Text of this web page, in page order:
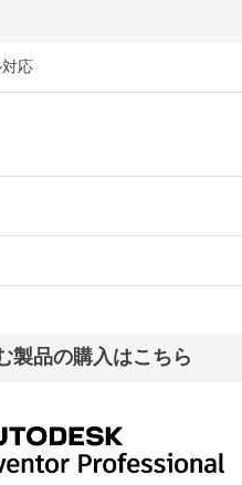
応
製品の購入はこちら